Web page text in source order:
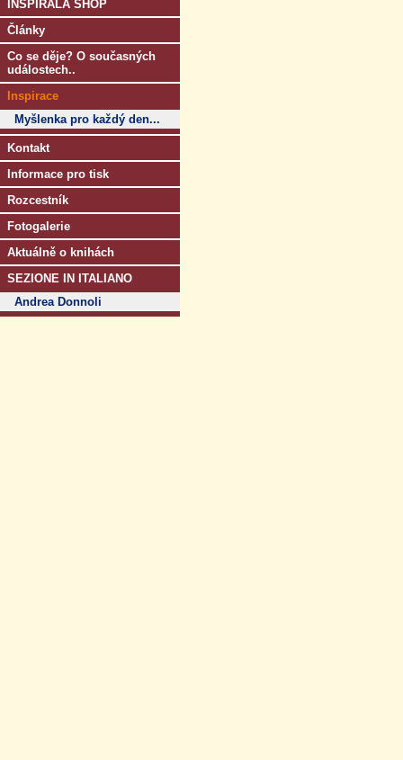
INSPIRALA SHOP
Články
Co se děje? O současných
událostech..
Inspirace
Myšlenka pro každý den...
Kontakt
Informace pro tisk
Rozcestník
Fotogalerie
Aktuálně o knihách
SEZIONE IN ITALIANO
Andrea Donnoli